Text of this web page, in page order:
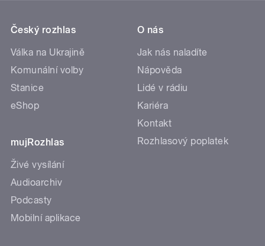
Český rozhlas
Válka na Ukrajině
Komunální volby
Stanice
eShop
mujRozhlas
Živé vysílání
Audioarchiv
Podcasty
Mobilní aplikace
O nás
Jak nás naladíte
Nápověda
Lidé v rádiu
Kariéra
Kontakt
Rozhlasový poplatek